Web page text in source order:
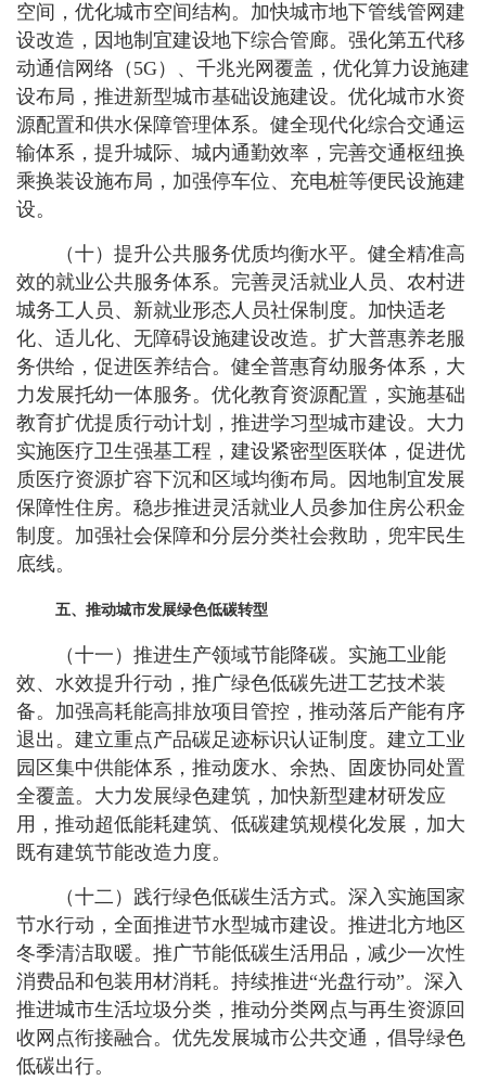
空间，优化城市空间结构。加快城市地下管线管网建
设改造，因地制宜建设地下综合管廊。强化第五代移
动通信网络（5G）、千兆光网覆盖，优化算力设施建
设布局，推进新型城市基础设施建设。优化城市水资
源配置和供水保障管理体系。健全现代化综合交通运
输体系，提升城际、城内通勤效率，完善交通枢纽换
乘换装设施布局，加强停车位、充电桩等便民设施建
设。
（十）提升公共服务优质均衡水平。健全精准高
效的就业公共服务体系。完善灵活就业人员、农村进
城务工人员、新就业形态人员社保制度。加快适老
化、适儿化、无障碍设施建设改造。扩大普惠养老服
务供给，促进医养结合。健全普惠育幼服务体系，大
力发展托幼一体服务。优化教育资源配置，实施基础
教育扩优提质行动计划，推进学习型城市建设。大力
实施医疗卫生强基工程，建设紧密型医联体，促进优
质医疗资源扩容下沉和区域均衡布局。因地制宜发展
保障性住房。稳步推进灵活就业人员参加住房公积金
制度。加强社会保障和分层分类社会救助，兜牢民生
底线。
五、推动城市发展绿色低碳转型
（十一）推进生产领域节能降碳。实施工业能
效、水效提升行动，推广绿色低碳先进工艺技术装
备。加强高耗能高排放项目管控，推动落后产能有序
退出。建立重点产品碳足迹标识认证制度。建立工业
园区集中供能体系，推动废水、余热、固废协同处置
全覆盖。大力发展绿色建筑，加快新型建材研发应
用，推动超低能耗建筑、低碳建筑规模化发展，加大
既有建筑节能改造力度。
（十二）践行绿色低碳生活方式。深入实施国家
节水行动，全面推进节水型城市建设。推进北方地区
冬季清洁取暖。推广节能低碳生活用品，减少一次性
消费品和包装用材消耗。持续推进“光盘行动”。深入
推进城市生活垃圾分类，推动分类网点与再生资源回
收网点衔接融合。优先发展城市公共交通，倡导绿色
低碳出行。